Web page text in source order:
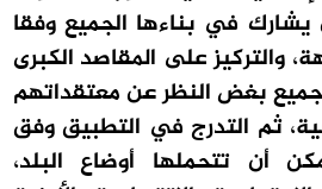
يشارك في بناءها الجميع وفقا
والتركيز على المقاصد الكبرى
بغض النظر عن معتقداتهم
ثم التدرج في التطبيق وفق
أن تتحملها أوضاع البلد،